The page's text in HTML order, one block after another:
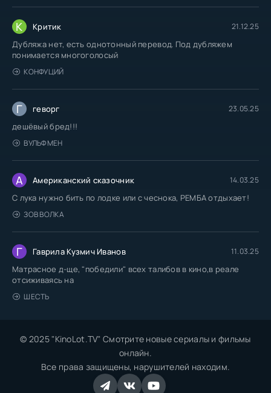
К Критик 21.12.25
Дубляжа нет, есть однотонный перевод. Под дубляжем
понимается многоголосый
КОНФУЦИЙ
Г геворг 23.05.25
дешёвый бред!!!
ВУЛЬФМЕН
А Американский сказочник 14.03.25
С лука нужно бить по лодке или с чеснока, РЕМБА отдыхает!
ЗОВ ВОЛКА
Г Гаврила Кузмич Иванов 11.03.25
Матрасное д-ще, "победили" всех талибов в кино,в реале
отсиживаясь на
ШЕСТЬ
© 2025 "KinoLot.TV" Смотрите новые сериалы и фильмы
онлайн.
Все права защищены, нарушителей находим.